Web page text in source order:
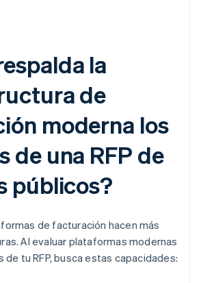
la
de
moderna los
de una RFP de
públicos?
de facturación hacen más
Al evaluar plataformas modernas
tu RFP, busca estas capacidades: